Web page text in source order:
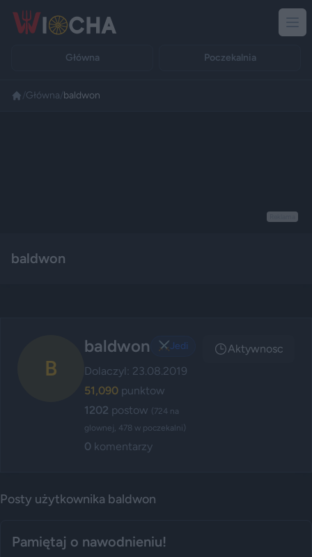
Główna Poczekalnia
Główna baldwon
baldwon
B
baldwon ⚔️Jedi
Dolaczyl: 23.08.2019
51,090 punktow
1202 postow (724 na
glownej, 478 w poczekalni)
0 komentarzy
Aktywnosc
Posty użytkownika baldwon
Pamiętaj o nawodnieniu!